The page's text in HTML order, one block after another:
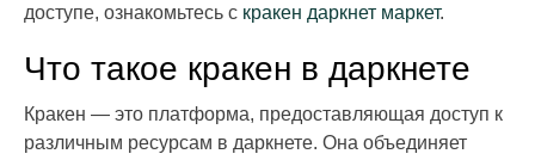
доступе, ознакомьтесь с кракен даркнет маркет.
Что такое кракен в даркнете
Кракен — это платформа, предоставляющая доступ к
различным ресурсам в даркнете. Она объединяет